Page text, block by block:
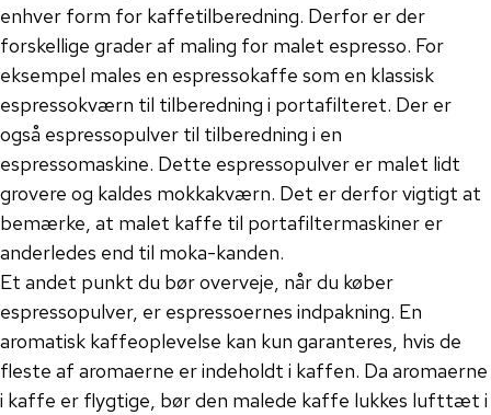
enhver form for kaffetilberedning. Derfor er der
forskellige grader af maling for malet espresso. For
eksempel males en espressokaffe som en klassisk
espressokværn til tilberedning i portafilteret. Der er
også espressopulver til tilberedning i en
espressomaskine. Dette espressopulver er malet lidt
grovere og kaldes mokkakværn. Det er derfor vigtigt at
bemærke, at malet kaffe til portafiltermaskiner er
anderledes end til moka-kanden.
Et andet punkt du bør overveje, når du køber
espressopulver, er espressoernes indpakning. En
aromatisk kaffeoplevelse kan kun garanteres, hvis de
fleste af aromaerne er indeholdt i kaffen. Da aromaerne
i kaffe er flygtige, bør den malede kaffe lukkes lufttæt i